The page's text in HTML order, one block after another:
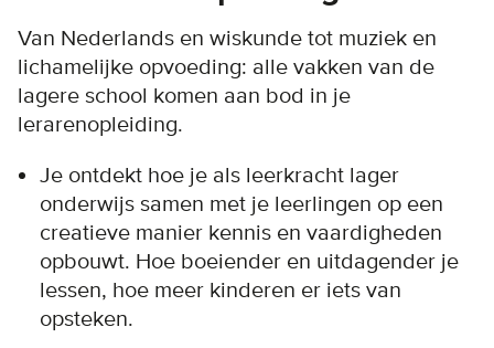
Van Nederlands en wiskunde tot muziek en
lichamelijke opvoeding: alle vakken van de
lagere school komen aan bod in je
lerarenopleiding.
Je ontdekt hoe je als leerkracht lager
onderwijs samen met je leerlingen op een
creatieve manier kennis en vaardigheden
opbouwt. Hoe boeiender en uitdagender je
lessen, hoe meer kinderen er iets van
opsteken.